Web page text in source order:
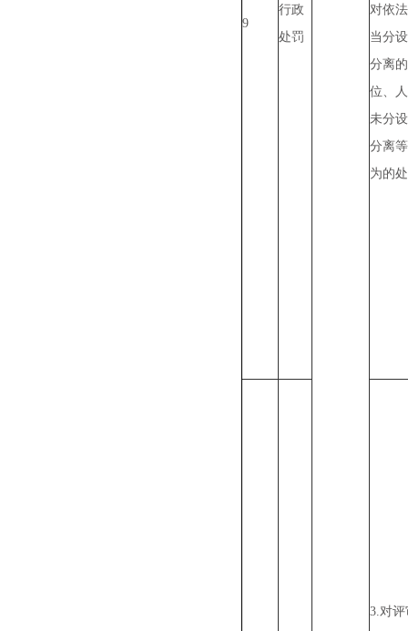
9
行政
处罚
对依
当分
分离
位、
未分
分离
为的
3.对评